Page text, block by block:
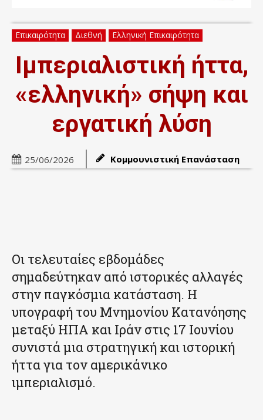
Επικαιρότητα Διεθνή Ελληνική Επικαιρότητα
Ιμπεριαλιστική ήττα,
«ελληνική» σήψη και
εργατική λύση
25/06/2026 Κομμουνιστική Επανάσταση
Οι τελευταίες εβδομάδες
σημαδεύτηκαν από ιστορικές αλλαγές
στην παγκόσμια κατάσταση. Η
υπογραφή του Μνημονίου Κατανόησης
μεταξύ ΗΠΑ και Ιράν στις 17 Ιουνίου
συνιστά μια στρατηγική και ιστορική
ήττα για τον αμερικάνικο
ιμπεριαλισμό.